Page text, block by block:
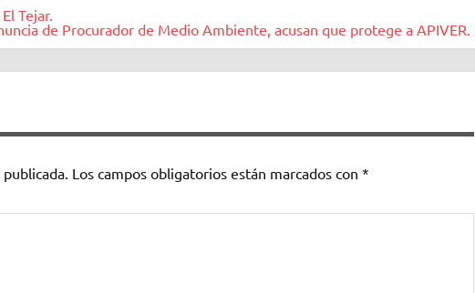
Tejar.
de Procurador de Medio Ambiente, acusan que protege a APIVER.
Los campos obligatorios están marcados con *